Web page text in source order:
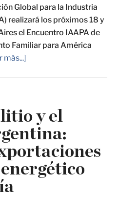
Global para la Industria
realizará los próximos 18 y
el Encuentro IAAPA de
Familiar para América
más...]
y el